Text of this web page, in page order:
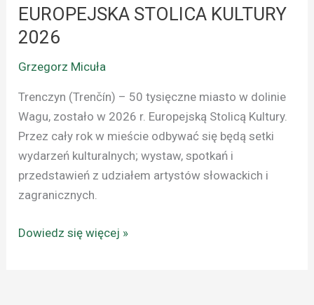
EUROPEJSKA STOLICA KULTURY
2026
Grzegorz Micuła
Trenczyn (Trenčín) – 50 tysięczne miasto w dolinie
Wagu, zostało w 2026 r. Europejską Stolicą Kultury.
Przez cały rok w mieście odbywać się będą setki
wydarzeń kulturalnych; wystaw, spotkań i
przedstawień z udziałem artystów słowackich i
zagranicznych.
Dowiedz się więcej »